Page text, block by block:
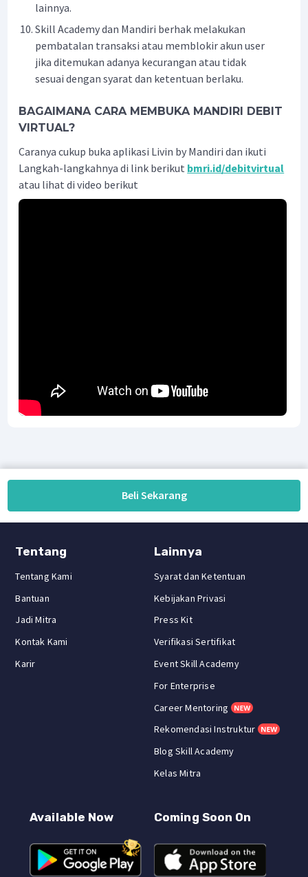
lainnya.
Skill Academy dan Mandiri berhak melakukan
pembatalan transaksi atau memblokir akun user
jika ditemukan adanya kecurangan atau tidak
sesuai dengan syarat dan ketentuan berlaku.
BAGAIMANA CARA MEMBUKA MANDIRI DEBIT
VIRTUAL?
Caranya cukup buka aplikasi Livin by Mandiri dan ikuti
Langkah-langkahnya di link berikut bmri.id/debitvirtual
atau lihat di video berikut
Beli Sekarang
Tentang
Tentang Kami
Bantuan
Jadi Mitra
Kontak Kami
Karir
Lainnya
Syarat dan Ketentuan
Kebijakan Privasi
Press Kit
Verifikasi Sertifikat
Event Skill Academy
For Enterprise
Career Mentoring
Rekomendasi Instruktur
Blog Skill Academy
Kelas Mitra
Available Now Coming Soon On